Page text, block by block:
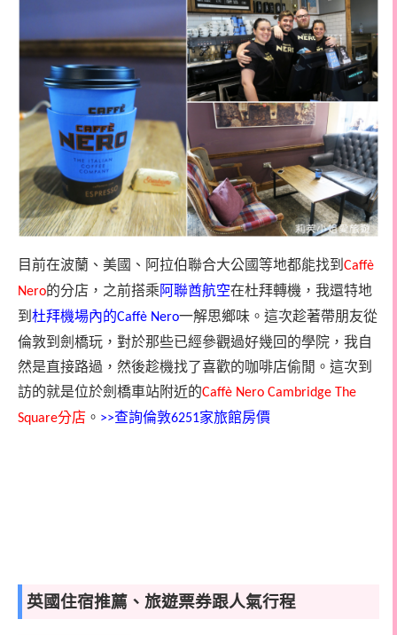
目前在波蘭、美國、阿拉伯聯合大公國等地都能找到 Caffè
Nero的分店，之前搭乘 阿聯酋航空在杜拜轉機，我還特地
到 杜拜機場內的Caffè Nero一解思鄉味。這次趁著帶朋友從
倫敦到劍橋玩，對於那些已經參觀過好幾回的學院，我自
然是直接路過，然後趁機找了喜歡的咖啡店偷閒。這次到
訪的就是位於劍橋車站附近的Caffè Nero Cambridge The
Square分店 。 >>查詢倫敦6251家旅館房價
英國住宿推薦、旅遊票券跟人氣行程